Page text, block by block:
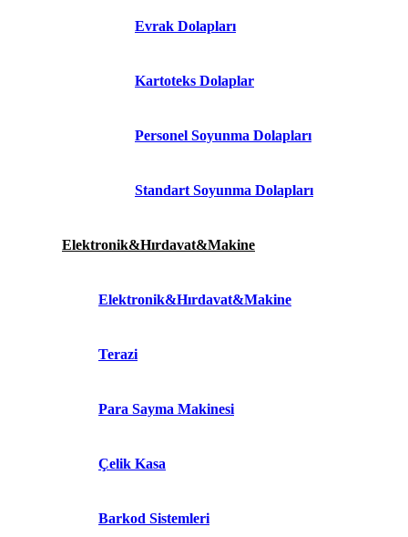
Evrak Dolapları
Kartoteks Dolaplar
Personel Soyunma Dolapları
Standart Soyunma Dolapları
Elektronik&Hırdavat&Makine
Elektronik&Hırdavat&Makine
Terazi
Para Sayma Makinesi
Çelik Kasa
Barkod Sistemleri